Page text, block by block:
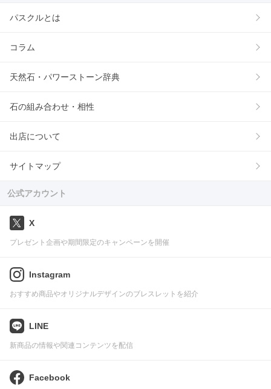
パスクルとは
コラム
天然石・パワーストーン辞典
石の組み合わせ・相性
出店について
サイトマップ
公式アカウント
X
プレゼント企画や期間限定のキャンペーンを開催
Instagram
おすすめ商品やオリジナルデザインのブレスレットを紹介
LINE
新商品の情報や関連コンテンツを配信
Facebook